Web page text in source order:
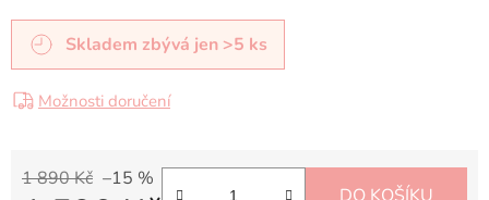
Skladem zbývá jen >5 ks
Možnosti doručení
1 890 Kč –15 %